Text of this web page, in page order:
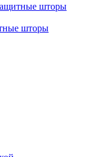
шторы
шторы